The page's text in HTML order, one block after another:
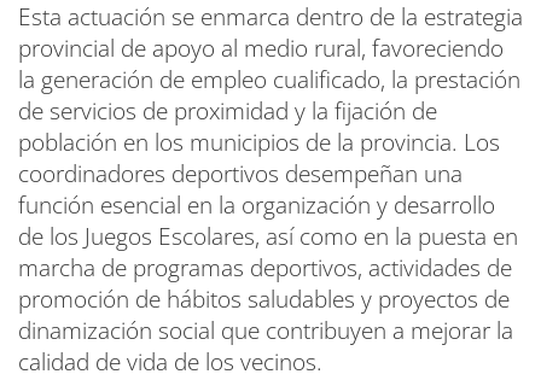
Esta actuación se enmarca dentro de la estrategia
provincial de apoyo al medio rural, favoreciendo
la generación de empleo cualificado, la prestación
de servicios de proximidad y la fijación de
población en los municipios de la provincia. Los
coordinadores deportivos desempeñan una
función esencial en la organización y desarrollo
de los Juegos Escolares, así como en la puesta en
marcha de programas deportivos, actividades de
promoción de hábitos saludables y proyectos de
dinamización social que contribuyen a mejorar la
calidad de vida de los vecinos.